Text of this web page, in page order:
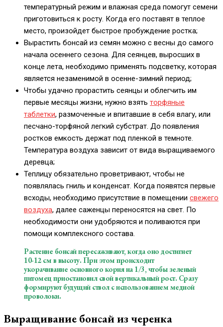
температурный режим и влажная среда помогут семени
приготовиться к росту. Когда его поставят в теплое
место, произойдет быстрое пробуждение ростка;
Вырастить бонсай из семян можно с весны до самого
начала осеннего сезона. Для сеянцев, выросших в
конце лета, необходимо применять подсветку, которая
является незаменимой в осенне-зимний период;
Чтобы удачно прорастить сеянцы и облегчить им
первые месяцы жизни, нужно взять торфяные
таблетки, размоченные и впитавшие в себя влагу, или
песчано-торфяной легкий субстрат. До появления
ростков емкость держат под пленкой в темноте.
Температура воздуха зависит от вида выращиваемого
деревца;
Теплицу обязательно проветривают, чтобы не
появлялась гниль и конденсат. Когда появятся первые
всходы, необходимо присутствие в помещении свежего
воздуха, далее саженцы переносятся на свет. По
необходимости они удобряются и поливаются при
помощи комплексного состава.
Растение бонсай пересаживают, когда оно достигнет
10-12 см в высоту. При этом происходит
укорачивание основного корня на 1/3, чтобы зеленый
питомец приостановил свой вертикальный рост. Сразу
формируют будущий ствол с использованием медной
проволоки.
Выращивание бонсай из черенка